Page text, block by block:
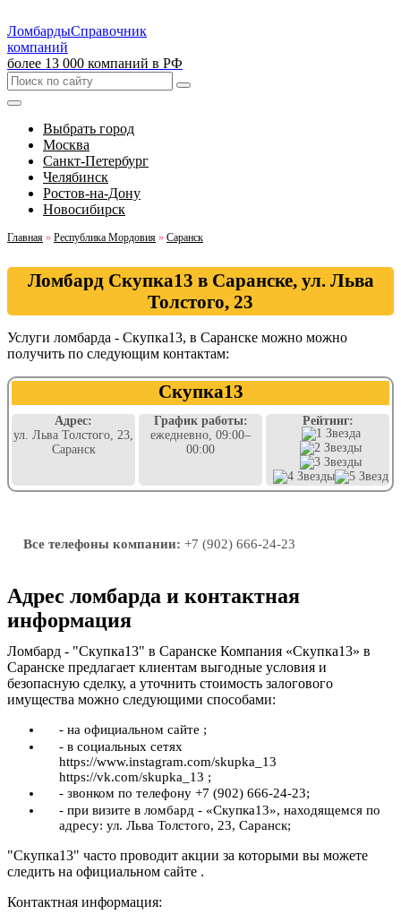
ЛомбардыСправочник
компаний
более 13 000 компаний в РФ
Выбрать город
Москва
Санкт-Петербург
Челябинск
Ростов-на-Дону
Новосибирск
Главная » Республика Мордовия » Саранск
Ломбард Скупка13 в Саранске, ул. Льва
Толстого, 23
Услуги ломбарда - Скупка13, в Саранске можно можно
получить по следующим контактам:
Скупка13
Адрес:
ул. Льва Толстого, 23,
Саранск
График работы:
ежедневно, 09:00–
00:00
Рейтинг:
Все телефоны компании: +7 (902) 666-24-23
Адрес ломбарда и контактная
информация
Ломбард - "Скупка13" в Саранске Компания «Скупка13» в
Саранске предлагает клиентам выгодные условия и
безопасную сделку, а уточнить стоимость залогового
имущества можно следующими способами:
- на официальном сайте ;
- в социальных сетях
https://www.instagram.com/skupka_13
https://vk.com/skupka_13 ;
- звонком по телефону +7 (902) 666-24-23;
- при визите в ломбард - «Скупка13», находящемся по
адресу: ул. Льва Толстого, 23, Саранск;
"Скупка13" часто проводит акции за которыми вы можете
следить на официальном сайте .
Контактная информация: